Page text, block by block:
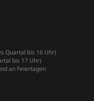
Quartal bis 16 Uhr)
bis 17 Uhr)
an Feiertagen